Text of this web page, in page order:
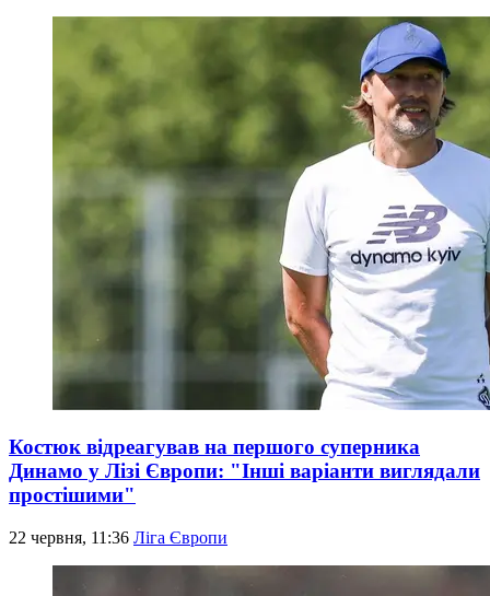
Костюк відреагував на першого суперника
Динамо у Лізі Європи: "Інші варіанти виглядали
простішими"
22 червня, 11:36 Ліга Європи